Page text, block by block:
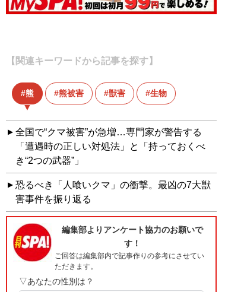
【関連キーワードから記事を探す】
熊 熊被害 獣害 生物
全国で“クマ被害”が急増…専門家が警告する
「遭遇時の正しい対処法」と「持っておくべ
き“2つの武器”」
恐るべき「人喰いクマ」の衝撃。最凶の7大獣
害事件を振り返る